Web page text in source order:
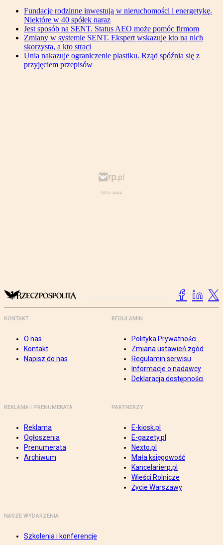
Fundacje rodzinne inwestują w nieruchomości i energetykę.
Niektóre w 40 spółek naraz
Jest sposób na SENT. Status AEO może pomóc firmom
Zmiany w systemie SENT. Ekspert wskazuje kto na nich
skorzysta, a kto straci
Unia nakazuje ograniczenie plastiku. Rząd spóźnia się z
przyjęciem przepisów
KONTAKT
O nas
Kontakt
Napisz do nas
REGULAMIN
Polityka Prywatności
Zmiana ustawień zgód
Regulamin serwisu
Informacje o nadawcy
Deklaracja dostępności
REKLAMA I PRENUMERATA
Reklama
Ogłoszenia
Prenumerata
Archiwum
PARTNERZY
E-kiosk.pl
E-gazety.pl
Nexto.pl
Mała księgowość
Kancelarierp.pl
Wieści Rolnicze
Życie Warszawy
NASZE WYDARZENIA
Szkolenia i konferencje